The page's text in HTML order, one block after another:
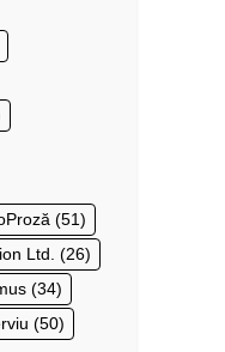
(51)
Ltd. (26)
(34)
(50)